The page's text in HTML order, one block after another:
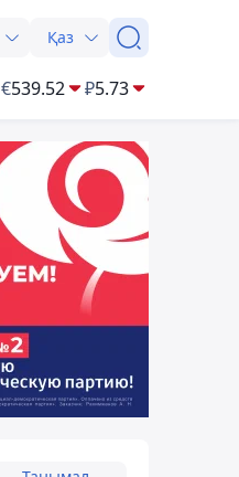
Қаз
€539.52 ₽5.73